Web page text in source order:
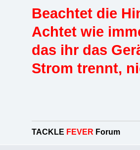
Beachtet die
Achtet wie
das ihr das
Strom trennt,
TACKLE FEVER Forum